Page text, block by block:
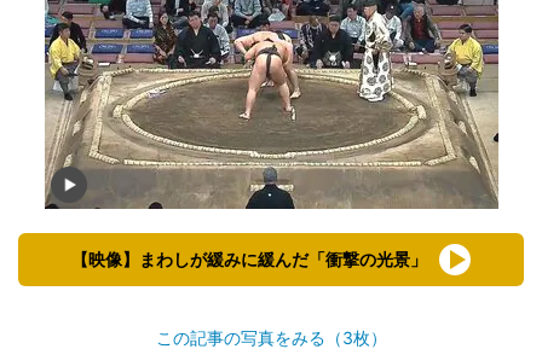
【映像】まわしが緩みに緩んだ「衝撃の光景」
この記事の写真をみる（3枚）